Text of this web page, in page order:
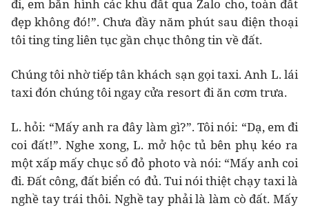
đi, em bắn hình các khu đất qua Zalo cho, toàn đất
đẹp không đó!”. Chưa đầy năm phút sau điện thoại
tôi ting ting liên tục gần chục thông tin về đất.
Chúng tôi nhờ tiếp tân khách sạn gọi taxi. Anh L. lái
taxi đón chúng tôi ngay cửa resort đi ăn cơm trưa.
L. hỏi: “Mấy anh ra đây làm gì?”. Tôi nói: “Dạ, em đi
coi đất!”. Nghe xong, L. mở hộc tủ bên phụ kéo ra
một xấp mấy chục sổ đỏ photo và nói: “Mấy anh coi
đi. Đất công, đất biển có đủ. Tui nói thiệt chạy taxi là
nghề tay trái thôi. Nghề tay phải là làm cò đất. Mấy